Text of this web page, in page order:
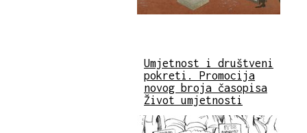
Umjetnost i društveni
pokreti. Promocija
novog broja časopisa
Život umjetnosti